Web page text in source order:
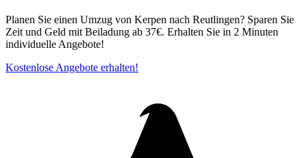
Planen Sie einen Umzug von Kerpen nach Reutlingen? Sparen Sie
Zeit und Geld mit Beiladung ab 37€. Erhalten Sie in 2 Minuten
individuelle Angebote!
Kostenlose Angebote erhalten!